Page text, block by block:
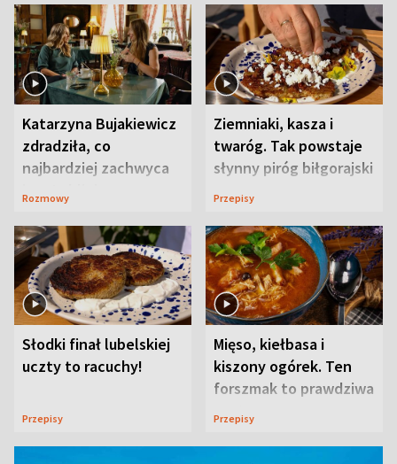
Katarzyna Bujakiewicz
zdradziła, co
najbardziej zachwyca
ją w Lublinie
Rozmowy
Ziemniaki, kasza i
twaróg. Tak powstaje
słynny piróg biłgorajski
Przepisy
Słodki finał lubelskiej
uczty to racuchy!
Przepisy
Mięso, kiełbasa i
kiszony ogórek. Ten
forszmak to prawdziwa
uczta
Przepisy